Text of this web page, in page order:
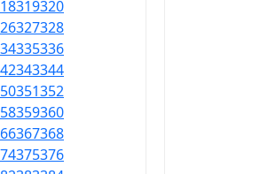
319320
327328
335336
343344
351352
359360
367368
375376